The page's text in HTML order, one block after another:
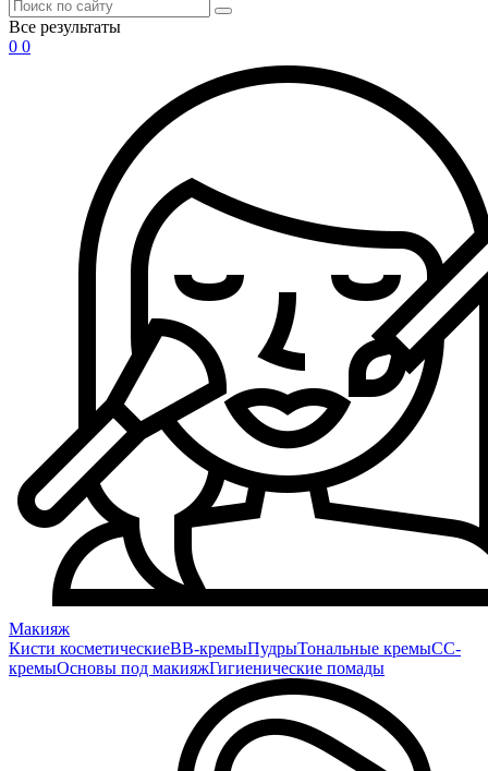
Все результаты
0 0
Макияж
Кисти косметическиеBB-кремыПудрыТональные кремыCC-
кремыОсновы под макияжГигиенические помады